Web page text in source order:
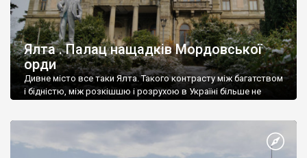
Ялта . Палац нащадків Мордовської
орди
Дивне місто все таки Ялта. Такого контрасту між багатством
і бідністю, між розкішшю і розрухою в Україні більше не